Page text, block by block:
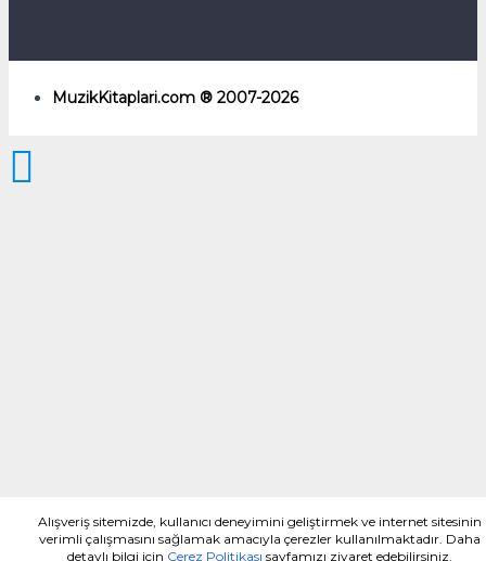
MuzikKitaplari.com ® 2007-2026
Alışveriş sitemizde, kullanıcı deneyimini geliştirmek ve internet sitesinin
verimli çalışmasını sağlamak amacıyla çerezler kullanılmaktadır. Daha
detaylı bilgi için Çerez Politikası sayfamızı ziyaret edebilirsiniz.